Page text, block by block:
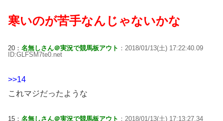
寒いのが苦手なんじゃないかな
20： 名無しさん＠実況で競馬板アウト ：2018/01/13(土) 17:22:40.09
ID:GLFSM7te0.net
>>14
これマジだったような
15： 名無しさん＠実況で競馬板アウト ：2018/01/13(土) 17:13:27.34